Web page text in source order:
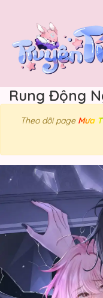
Rung Động
Theo dõi page Mưa